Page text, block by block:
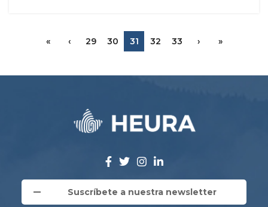
« ‹ 29 30 31 32 33 › »
Suscríbete a nuestra newsletter